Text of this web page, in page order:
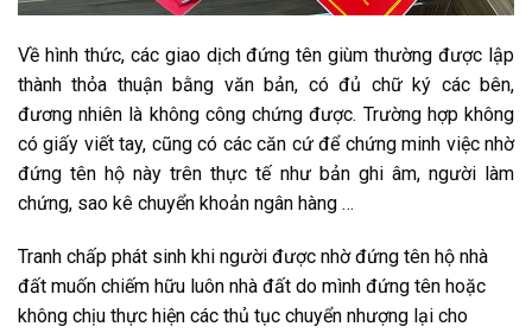
Về hình thức, các giao dịch đứng tên giùm thường được lập
thành thỏa thuận bằng văn bản, có đủ chữ ký các bên,
đương nhiên là không công chứng được. Trường hợp không
có giấy viết tay, cũng có các căn cứ để chứng minh việc nhờ
đứng tên hộ này trên thực tế như bản ghi âm, người làm
chứng, sao kê chuyển khoản ngân hàng …
Tranh chấp phát sinh khi người được nhờ đứng tên hộ nhà
đất muốn chiếm hữu luôn nhà đất do mình đứng tên hoặc
không chịu thực hiện các thủ tục chuyển nhượng lại cho